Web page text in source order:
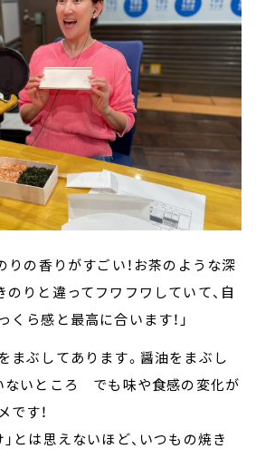
りの香りがすごい！お茶のような深
のりと違ってフワフワしていて、自
ら感と最高に合います！」
ぶしてあります。醤油をまぶし
ないところ でも味や食感の変化が
す！
とは思えないほど、いつもの焼き